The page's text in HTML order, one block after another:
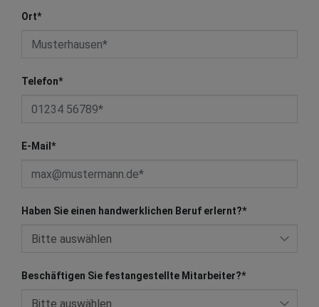
Ort*
Telefon*
E-Mail *
Haben Sie einen handwerklichen Beruf erlernt?*
Beschäftigen Sie festangestellte Mitarbeiter?*